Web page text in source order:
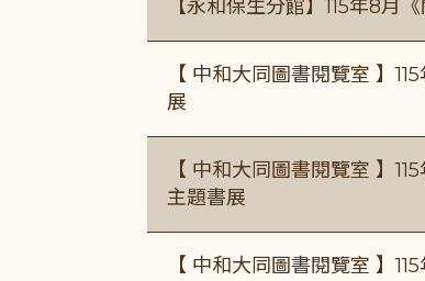
【永和保生分館】115年8月
【 中和大同圖書閱覽室 】
展
【 中和大同圖書閱覽室 】
主題書展
【 中和大同圖書閱覽室 】